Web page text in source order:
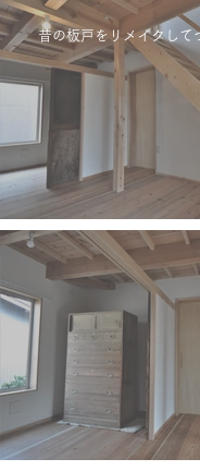
昔の板戸をリメイクして